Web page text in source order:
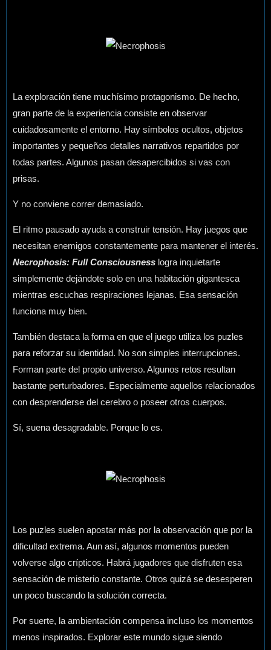
La exploración tiene muchísimo protagonismo. De hecho,
gran parte de la experiencia consiste en observar
cuidadosamente el entorno. Hay símbolos ocultos, objetos
importantes y pequeños detalles narrativos repartidos por
todas partes. Algunos pasan desapercibidos si vas con
prisas.
Y no conviene correr demasiado.
El ritmo pausado ayuda a construir tensión. Hay juegos que
necesitan enemigos constantemente para mantener el interés.
Necrophosis: Full Consciousness logra inquietarte
simplemente dejándote solo en una habitación gigantesca
mientras escuchas respiraciones lejanas. Esa sensación
funciona muy bien.
También destaca la forma en que el juego utiliza los puzles
para reforzar su identidad. No son simples interrupciones.
Forman parte del propio universo. Algunos retos resultan
bastante perturbadores. Especialmente aquellos relacionados
con desprenderse del cerebro o poseer otros cuerpos.
Sí, suena desagradable. Porque lo es.
Los puzles suelen apostar más por la observación que por la
dificultad extrema. Aun así, algunos momentos pueden
volverse algo crípticos. Habrá jugadores que disfruten esa
sensación de misterio constante. Otros quizá se desesperen
un poco buscando la solución correcta.
Por suerte, la ambientación compensa incluso los momentos
menos inspirados. Explorar este mundo sigue siendo